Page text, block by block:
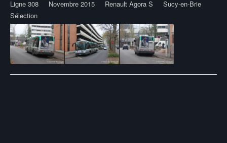
Ligne 308
Novembre 2015 Renault Agora S
Sucy-en-Brie
Sélection
Post